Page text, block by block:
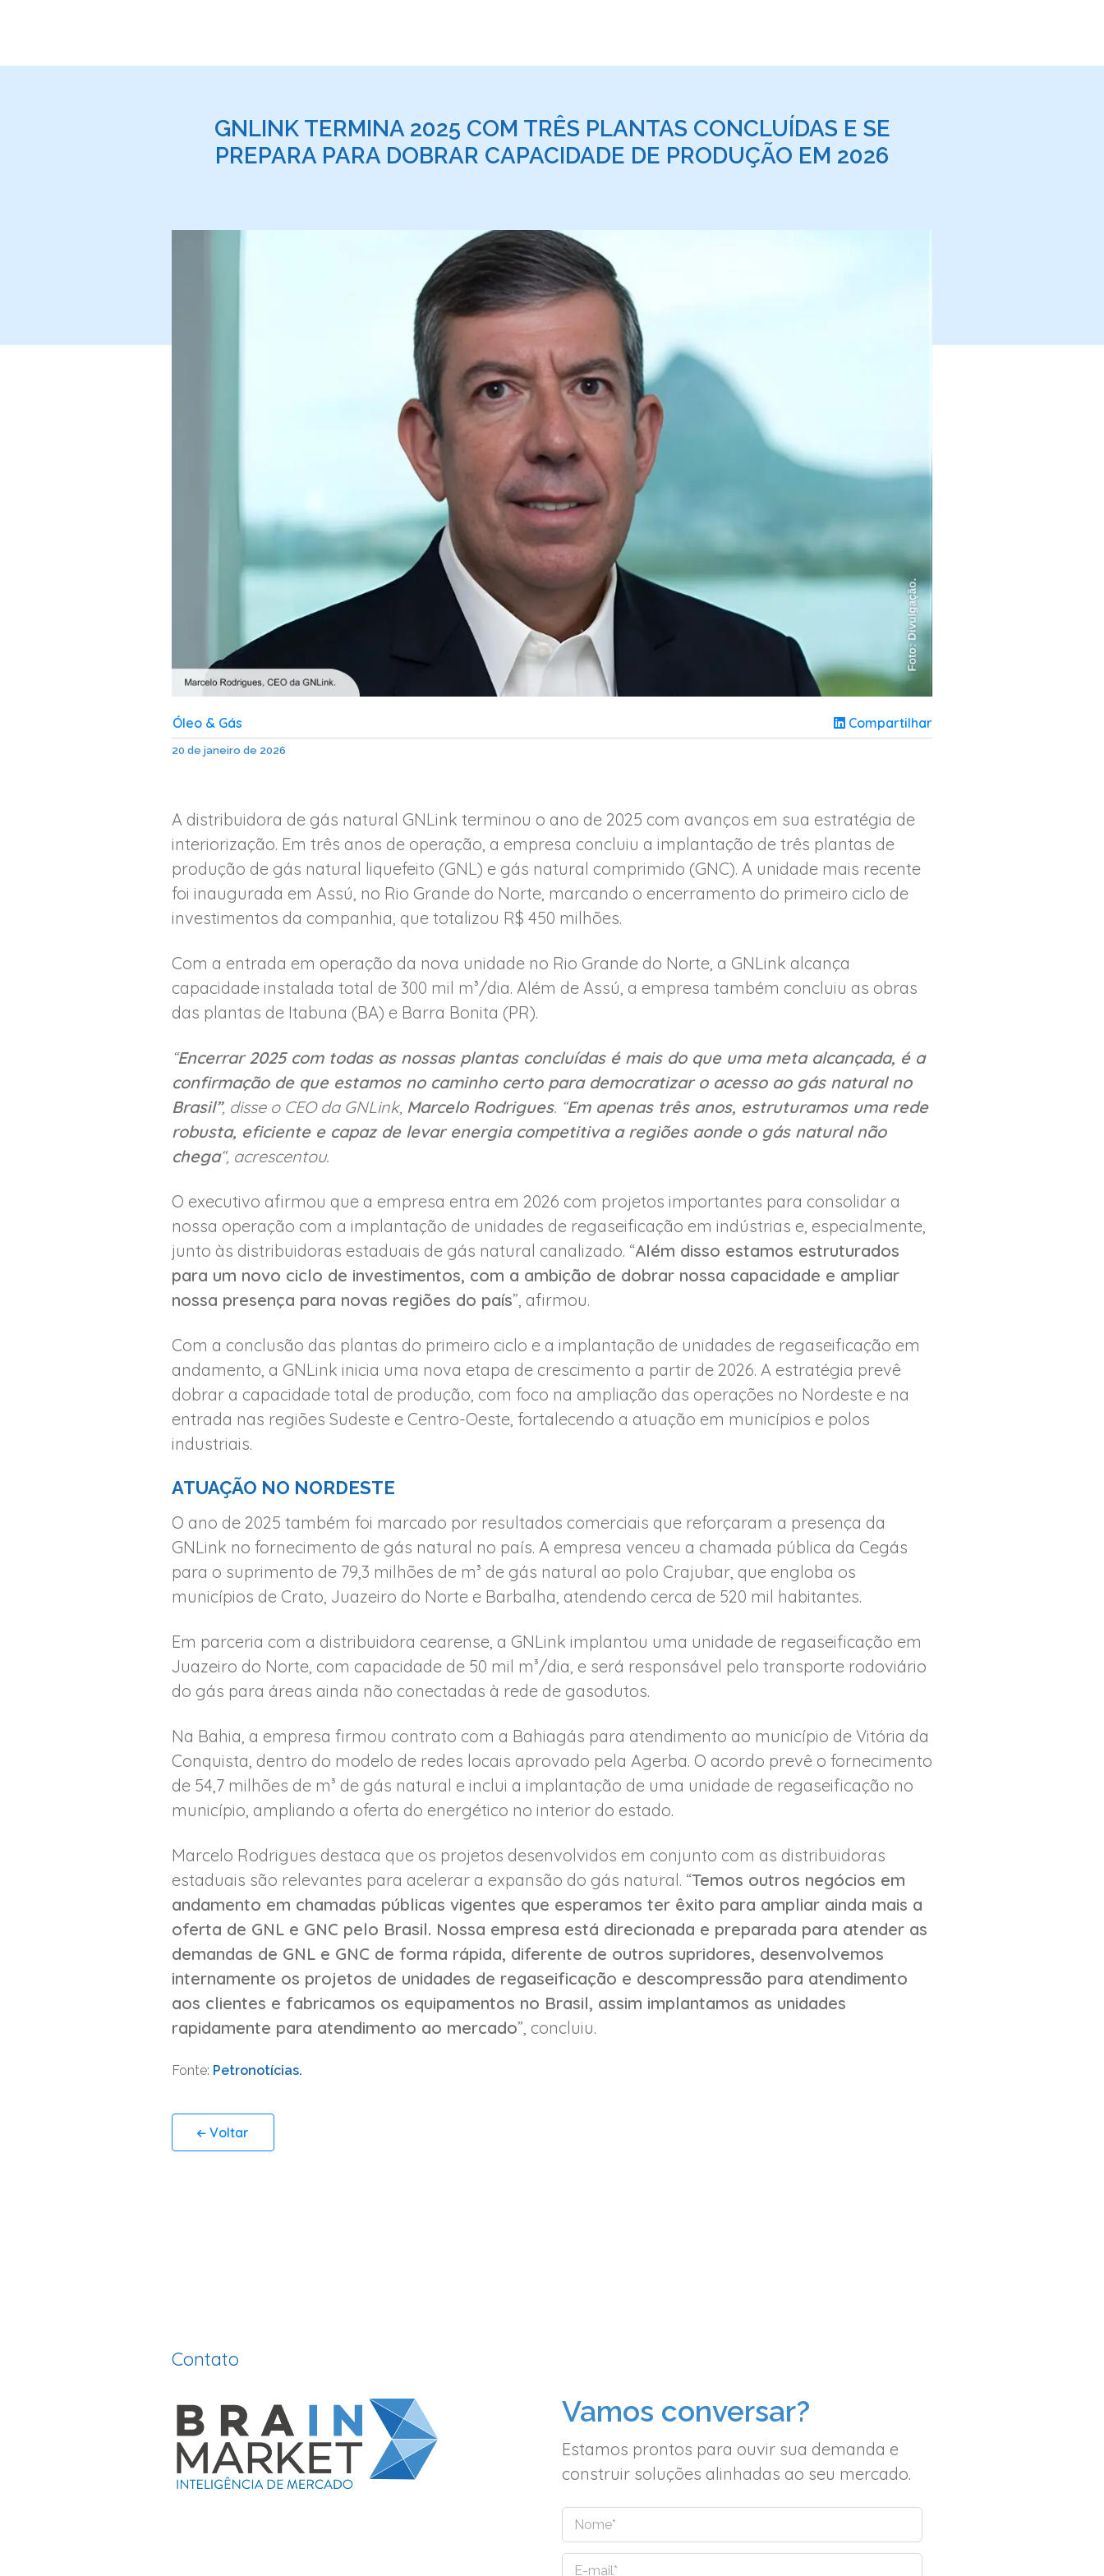
GNLINK TERMINA 2025 COM TRÊS PLANTAS CONCLUÍDAS E SE
PREPARA PARA DOBRAR CAPACIDADE DE PRODUÇÃO EM 2026
Óleo & Gás Compartilhar
20 de janeiro de 2026
A distribuidora de gás natural GNLink terminou o ano de 2025 com avanços em sua estratégia de
interiorização. Em três anos de operação, a empresa concluiu a implantação de três plantas de
produção de gás natural liquefeito (GNL) e gás natural comprimido (GNC). A unidade mais recente
foi inaugurada em Assú, no Rio Grande do Norte, marcando o encerramento do primeiro ciclo de
investimentos da companhia, que totalizou R$ 450 milhões.
Com a entrada em operação da nova unidade no Rio Grande do Norte, a GNLink alcança
capacidade instalada total de 300 mil m³/dia. Além de Assú, a empresa também concluiu as obras
das plantas de Itabuna (BA) e Barra Bonita (PR).
“Encerrar 2025 com todas as nossas plantas concluídas é mais do que uma meta alcançada, é a
confirmação de que estamos no caminho certo para democratizar o acesso ao gás natural no
Brasil”, disse o CEO da GNLink, Marcelo Rodrigues. “Em apenas três anos, estruturamos uma rede
robusta, eficiente e capaz de levar energia competitiva a regiões aonde o gás natural não
chega“, acrescentou.
O executivo afirmou que a empresa entra em 2026 com projetos importantes para consolidar a
nossa operação com a implantação de unidades de regaseificação em indústrias e, especialmente,
junto às distribuidoras estaduais de gás natural canalizado. “Além disso estamos estruturados
para um novo ciclo de investimentos, com a ambição de dobrar nossa capacidade e ampliar
nossa presença para novas regiões do país”, afirmou.
Com a conclusão das plantas do primeiro ciclo e a implantação de unidades de regaseificação em
andamento, a GNLink inicia uma nova etapa de crescimento a partir de 2026. A estratégia prevê
dobrar a capacidade total de produção, com foco na ampliação das operações no Nordeste e na
entrada nas regiões Sudeste e Centro-Oeste, fortalecendo a atuação em municípios e polos
industriais.
ATUAÇÃO NO NORDESTE
O ano de 2025 também foi marcado por resultados comerciais que reforçaram a presença da
GNLink no fornecimento de gás natural no país. A empresa venceu a chamada pública da Cegás
para o suprimento de 79,3 milhões de m³ de gás natural ao polo Crajubar, que engloba os
municípios de Crato, Juazeiro do Norte e Barbalha, atendendo cerca de 520 mil habitantes.
Em parceria com a distribuidora cearense, a GNLink implantou uma unidade de regaseificação em
Juazeiro do Norte, com capacidade de 50 mil m³/dia, e será responsável pelo transporte rodoviário
do gás para áreas ainda não conectadas à rede de gasodutos.
Na Bahia, a empresa firmou contrato com a Bahiagás para atendimento ao município de Vitória da
Conquista, dentro do modelo de redes locais aprovado pela Agerba. O acordo prevê o fornecimento
de 54,7 milhões de m³ de gás natural e inclui a implantação de uma unidade de regaseificação no
município, ampliando a oferta do energético no interior do estado.
Marcelo Rodrigues destaca que os projetos desenvolvidos em conjunto com as distribuidoras
estaduais são relevantes para acelerar a expansão do gás natural. “Temos outros negócios em
andamento em chamadas públicas vigentes que esperamos ter êxito para ampliar ainda mais a
oferta de GNL e GNC pelo Brasil. Nossa empresa está direcionada e preparada para atender as
demandas de GNL e GNC de forma rápida, diferente de outros supridores, desenvolvemos
internamente os projetos de unidades de regaseificação e descompressão para atendimento
aos clientes e fabricamos os equipamentos no Brasil, assim implantamos as unidades
rapidamente para atendimento ao mercado”, concluiu.
Fonte: Petronotícias.
Voltar
Contato
Vamos conversar?
Estamos prontos para ouvir sua demanda e
construir soluções alinhadas ao seu mercado.
o